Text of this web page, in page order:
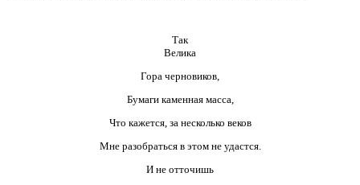
Так
Велика
Гора черновиков,
Бумаги каменная масса,
Что кажется, за несколько веков
Мне разобраться в этом не удастся.
И не отточишь